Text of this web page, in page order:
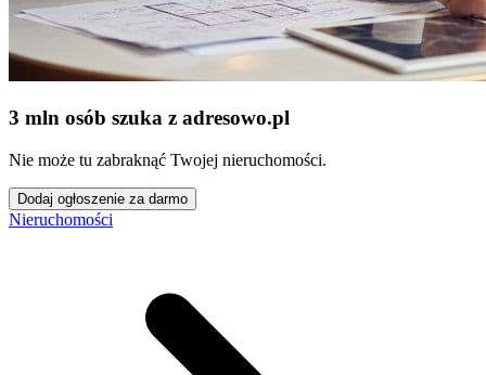
3 mln osób szuka z adresowo.pl
Nie może tu zabraknąć Twojej nieruchomości.
Dodaj ogłoszenie za darmo
Nieruchomości